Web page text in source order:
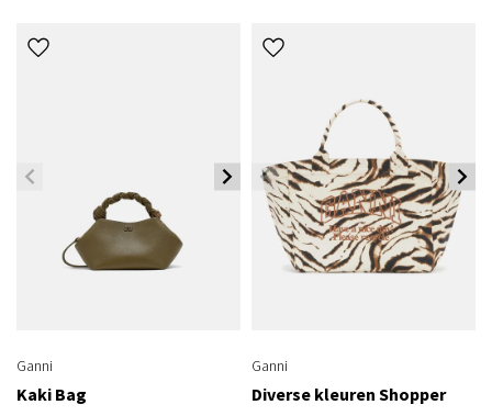
Ganni
Kaki Bag
Ganni
Diverse kleuren Shopper